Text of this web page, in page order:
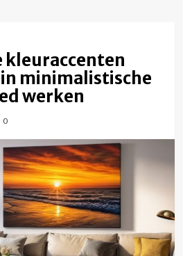
kleuraccenten
minimalistische
werken
0